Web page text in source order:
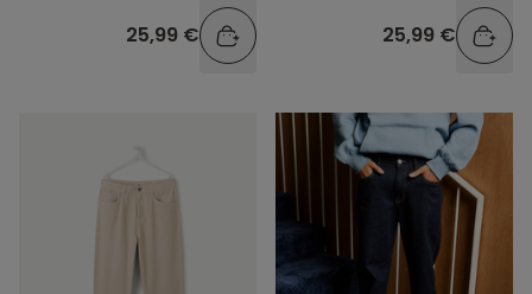
25,99 € 25,99 €